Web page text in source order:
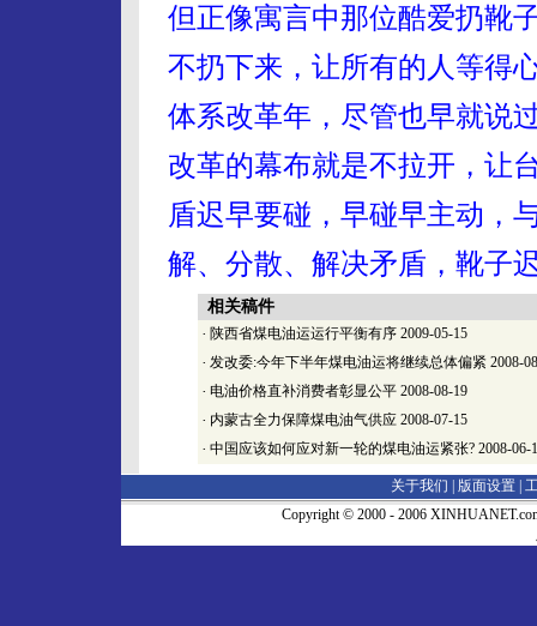
但正像寓言中那位酷爱扔靴
不扔下来，让所有的人等得
体系改革年，尽管也早就说
改革的幕布就是不拉开，让
盾迟早要碰，早碰早主动，
解、分散、解决矛盾，靴子
相关稿件
· 陕西省煤电油运运行平衡有序 2009-05-15
· 发改委:今年下半年煤电油运将继续总体偏紧 2008-
· 电油价格直补消费者彰显公平 2008-08-19
· 内蒙古全力保障煤电油气供应 2008-07-15
· 中国应该如何应对新一轮的煤电油运紧张? 2008-06-
关于我们 | 版面设置
Copyright © 2000 - 2006